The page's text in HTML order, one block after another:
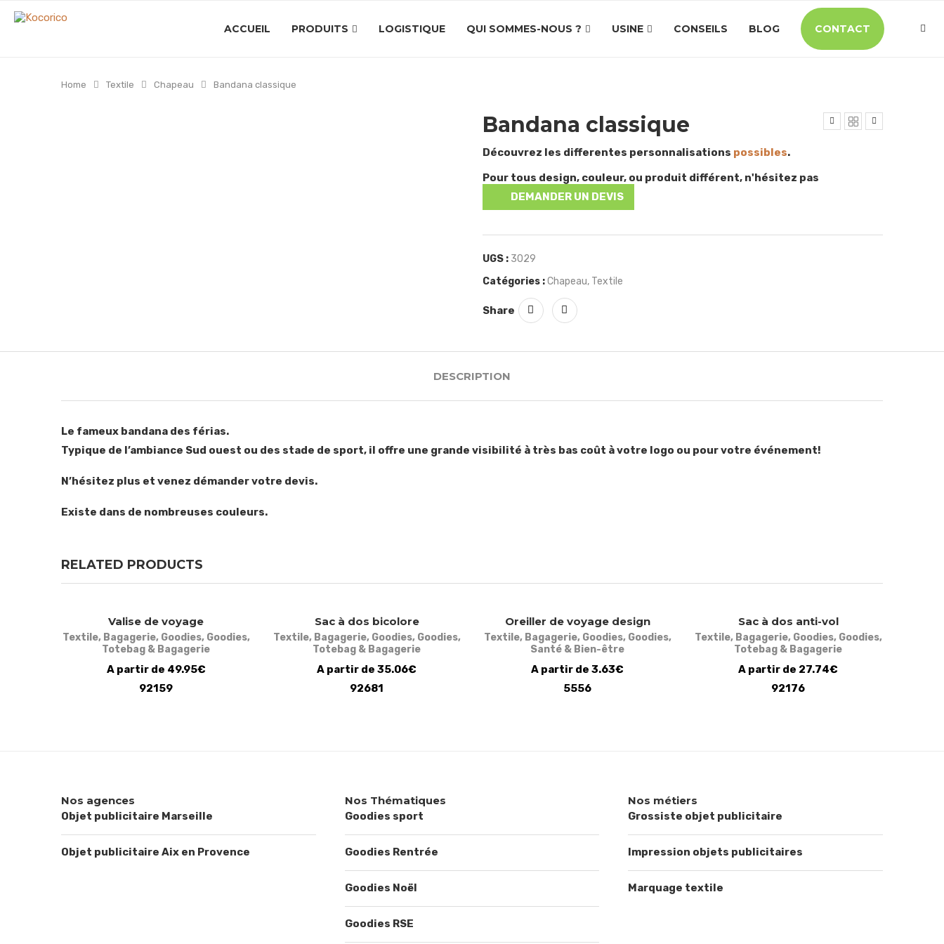
ACCUEIL PRODUITS LOGISTIQUE QUI SOMMES-NOUS ? USINE CONSEILS BLOG CONTACT
Home Textile Chapeau Bandana classique
Bandana classique
Découvrez les differentes personnalisations possibles.
Pour tous design, couleur, ou produit différent, n'hésitez pas
DEMANDER UN DEVIS
UGS : 3029
Catégories :Chapeau, Textile
Share
DESCRIPTION
Le fameux bandana des férias.
Typique de l’ambiance Sud ouest ou des stade de sport, il offre une grande visibilité à très bas coût à votre logo ou pour votre événement!
N’hésitez plus et venez démander votre devis.
Existe dans de nombreuses couleurs.
RELATED PRODUCTS
Valise de voyage
Textile, Bagagerie, Goodies, Goodies,
Totebag & Bagagerie
A partir de 49.95€
92159
Sac à dos bicolore
Textile, Bagagerie, Goodies, Goodies,
Totebag & Bagagerie
A partir de 35.06€
92681
Oreiller de voyage design
Textile, Bagagerie, Goodies, Goodies,
Santé & Bien-être
A partir de 3.63€
5556
Sac à dos anti-vol
Textile, Bagagerie, Goodies, Goodies,
Totebag & Bagagerie
A partir de 27.74€
92176
Nos agences
Objet publicitaire Marseille
Objet publicitaire Aix en Provence
Nos Thématiques
Goodies sport
Goodies Rentrée
Goodies Noël
Goodies RSE
Nos métiers
Grossiste objet publicitaire
Impression objets publicitaires
Marquage textile